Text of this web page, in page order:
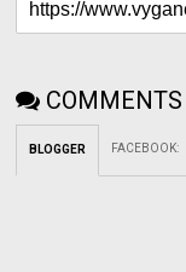
COMMENTS
BLOGGER FACEBOOK: